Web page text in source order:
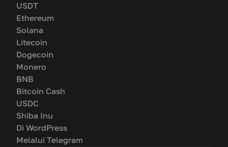
USDT
Ethereum
Solana
Litecoin
Dogecoin
Monero
BNB
Bitcoin Cash
USDC
Shiba Inu
Di WordPress
Melalui Telegram